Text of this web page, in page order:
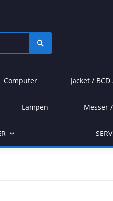
Computer Jacket / BCD
Lampen Messer